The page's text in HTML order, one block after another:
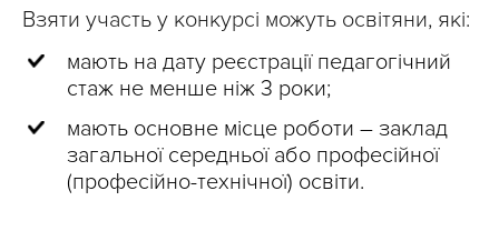
Взяти участь у конкурсі можуть освітяни, які:
мають на дату реєстрації педагогічний
стаж не менше ніж 3 роки;
мають основне місце роботи – заклад
загальної середньої або професійної
(професійно-технічної) освіти.